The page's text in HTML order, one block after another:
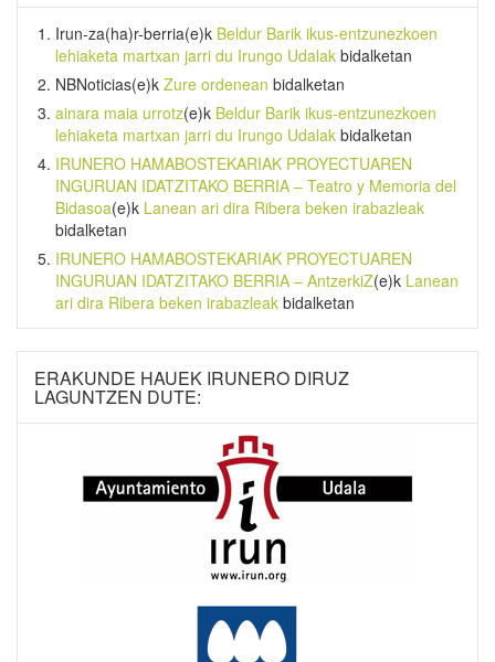
Irun-za(ha)r-berria(e)k Beldur Barik ikus-entzunezkoen
lehiaketa martxan jarri du Irungo Udalak bidalketan
NBNoticias(e)k Zure ordenean bidalketan
ainara maia urrotz(e)k Beldur Barik ikus-entzunezkoen
lehiaketa martxan jarri du Irungo Udalak bidalketan
IRUNERO HAMABOSTEKARIAK PROYECTUAREN
INGURUAN IDATZITAKO BERRIA – Teatro y Memoria del
Bidasoa(e)k Lanean ari dira Ribera beken irabazleak
bidalketan
IRUNERO HAMABOSTEKARIAK PROYECTUAREN
INGURUAN IDATZITAKO BERRIA – AntzerkiZ(e)k Lanean
ari dira Ribera beken irabazleak bidalketan
ERAKUNDE HAUEK IRUNERO DIRUZ
LAGUNTZEN DUTE: